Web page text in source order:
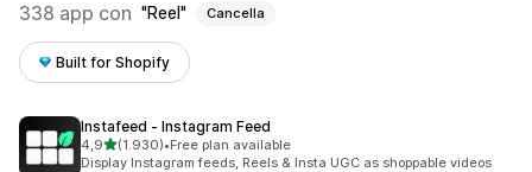
338 app con Reel Cancella
Built for Shopify
Instafeed ‑ Instagram Feed
4,9stelle su 5
(1.930)
1930 recensioni totali
•Free plan available
Display Instagram feeds, Reels & Insta UGC as shoppable videos